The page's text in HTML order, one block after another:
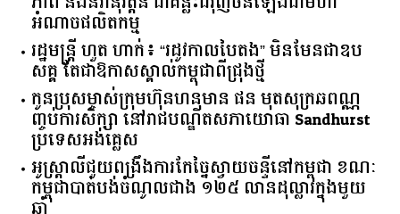
ភាព និងនវានុវត្តន៍ ជាគន្លឹះជំរុញចិនឡើងជាមហា
អំណាចផលិតកម្ម
រដ្ឋមន្ត្រី ហួត ហាក់៖ “រដូវកាលបៃតង” មិនមែនជាឧប
សគ្គ តែជាឱកាសស្គាល់កម្ពុជាពីជ្រុងថ្មី
កូនប្រុសម្ចាស់ក្រុមហ៊ុនហនុមាន ផន មុតសុក្រឆពណ្ណ
ញ្ចប់ការសិក្សា នៅរាជបណ្ឌិតសភាយោធា Sandhurst
ប្រទេសអង់គ្លេស
អូស្ត្រាលី​ជួយ​ពង្រឹង​ការ​កែច្នៃ​ស្វាយចន្ទី​នៅ​កម្ពុជា​ ​ខណៈ​
កម្ពុជា​បាត់បង់​ចំណូល​ជាង​ ​១២៥​ ​លាន​ដុល្លារ​ក្នុង​មួយ​